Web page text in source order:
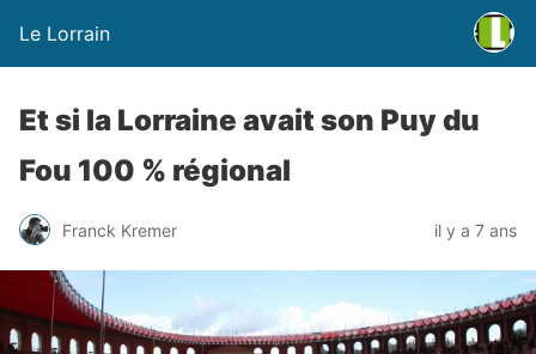
Le Lorrain
Et si la Lorraine avait son Puy du
Fou 100 % régional
Franck Kremer il y a 7 ans